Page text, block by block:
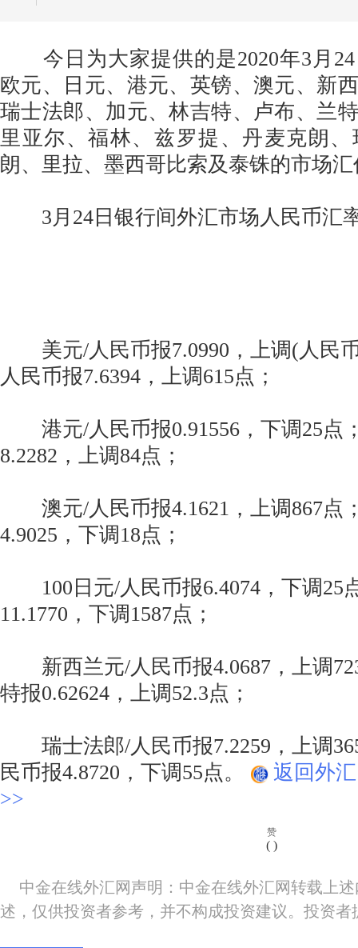
今日为大家提供的是2020年3月24
欧元、日元、港元、英镑、澳元、新
瑞士法郎、加元、林吉特、卢布、兰
里亚尔、福林、兹罗提、丹麦克朗
朗、里拉、墨西哥比索及泰铢的市场
3月24日银行间外汇市场人民币汇
美元/人民币报7.0990，上调(人民
人民币报7.6394，上调615点；
港元/人民币报0.91556，下调25点
8.2282，上调84点；
澳元/人民币报4.1621，上调867点
4.9025，下调18点；
100日元/人民币报6.4074，下调25
11.1770，下调1587点；
新西兰元/人民币报4.0687，上调
特报0.62624，上调52.3点；
瑞士法郎/人民币报7.2259，上调
民币报4.8720，下调55点。
返回外
>>
赞
( )
中金在线外汇网声明：中金在线外汇网转载上
述，仅供投资者参考，并不构成投资建议。投资